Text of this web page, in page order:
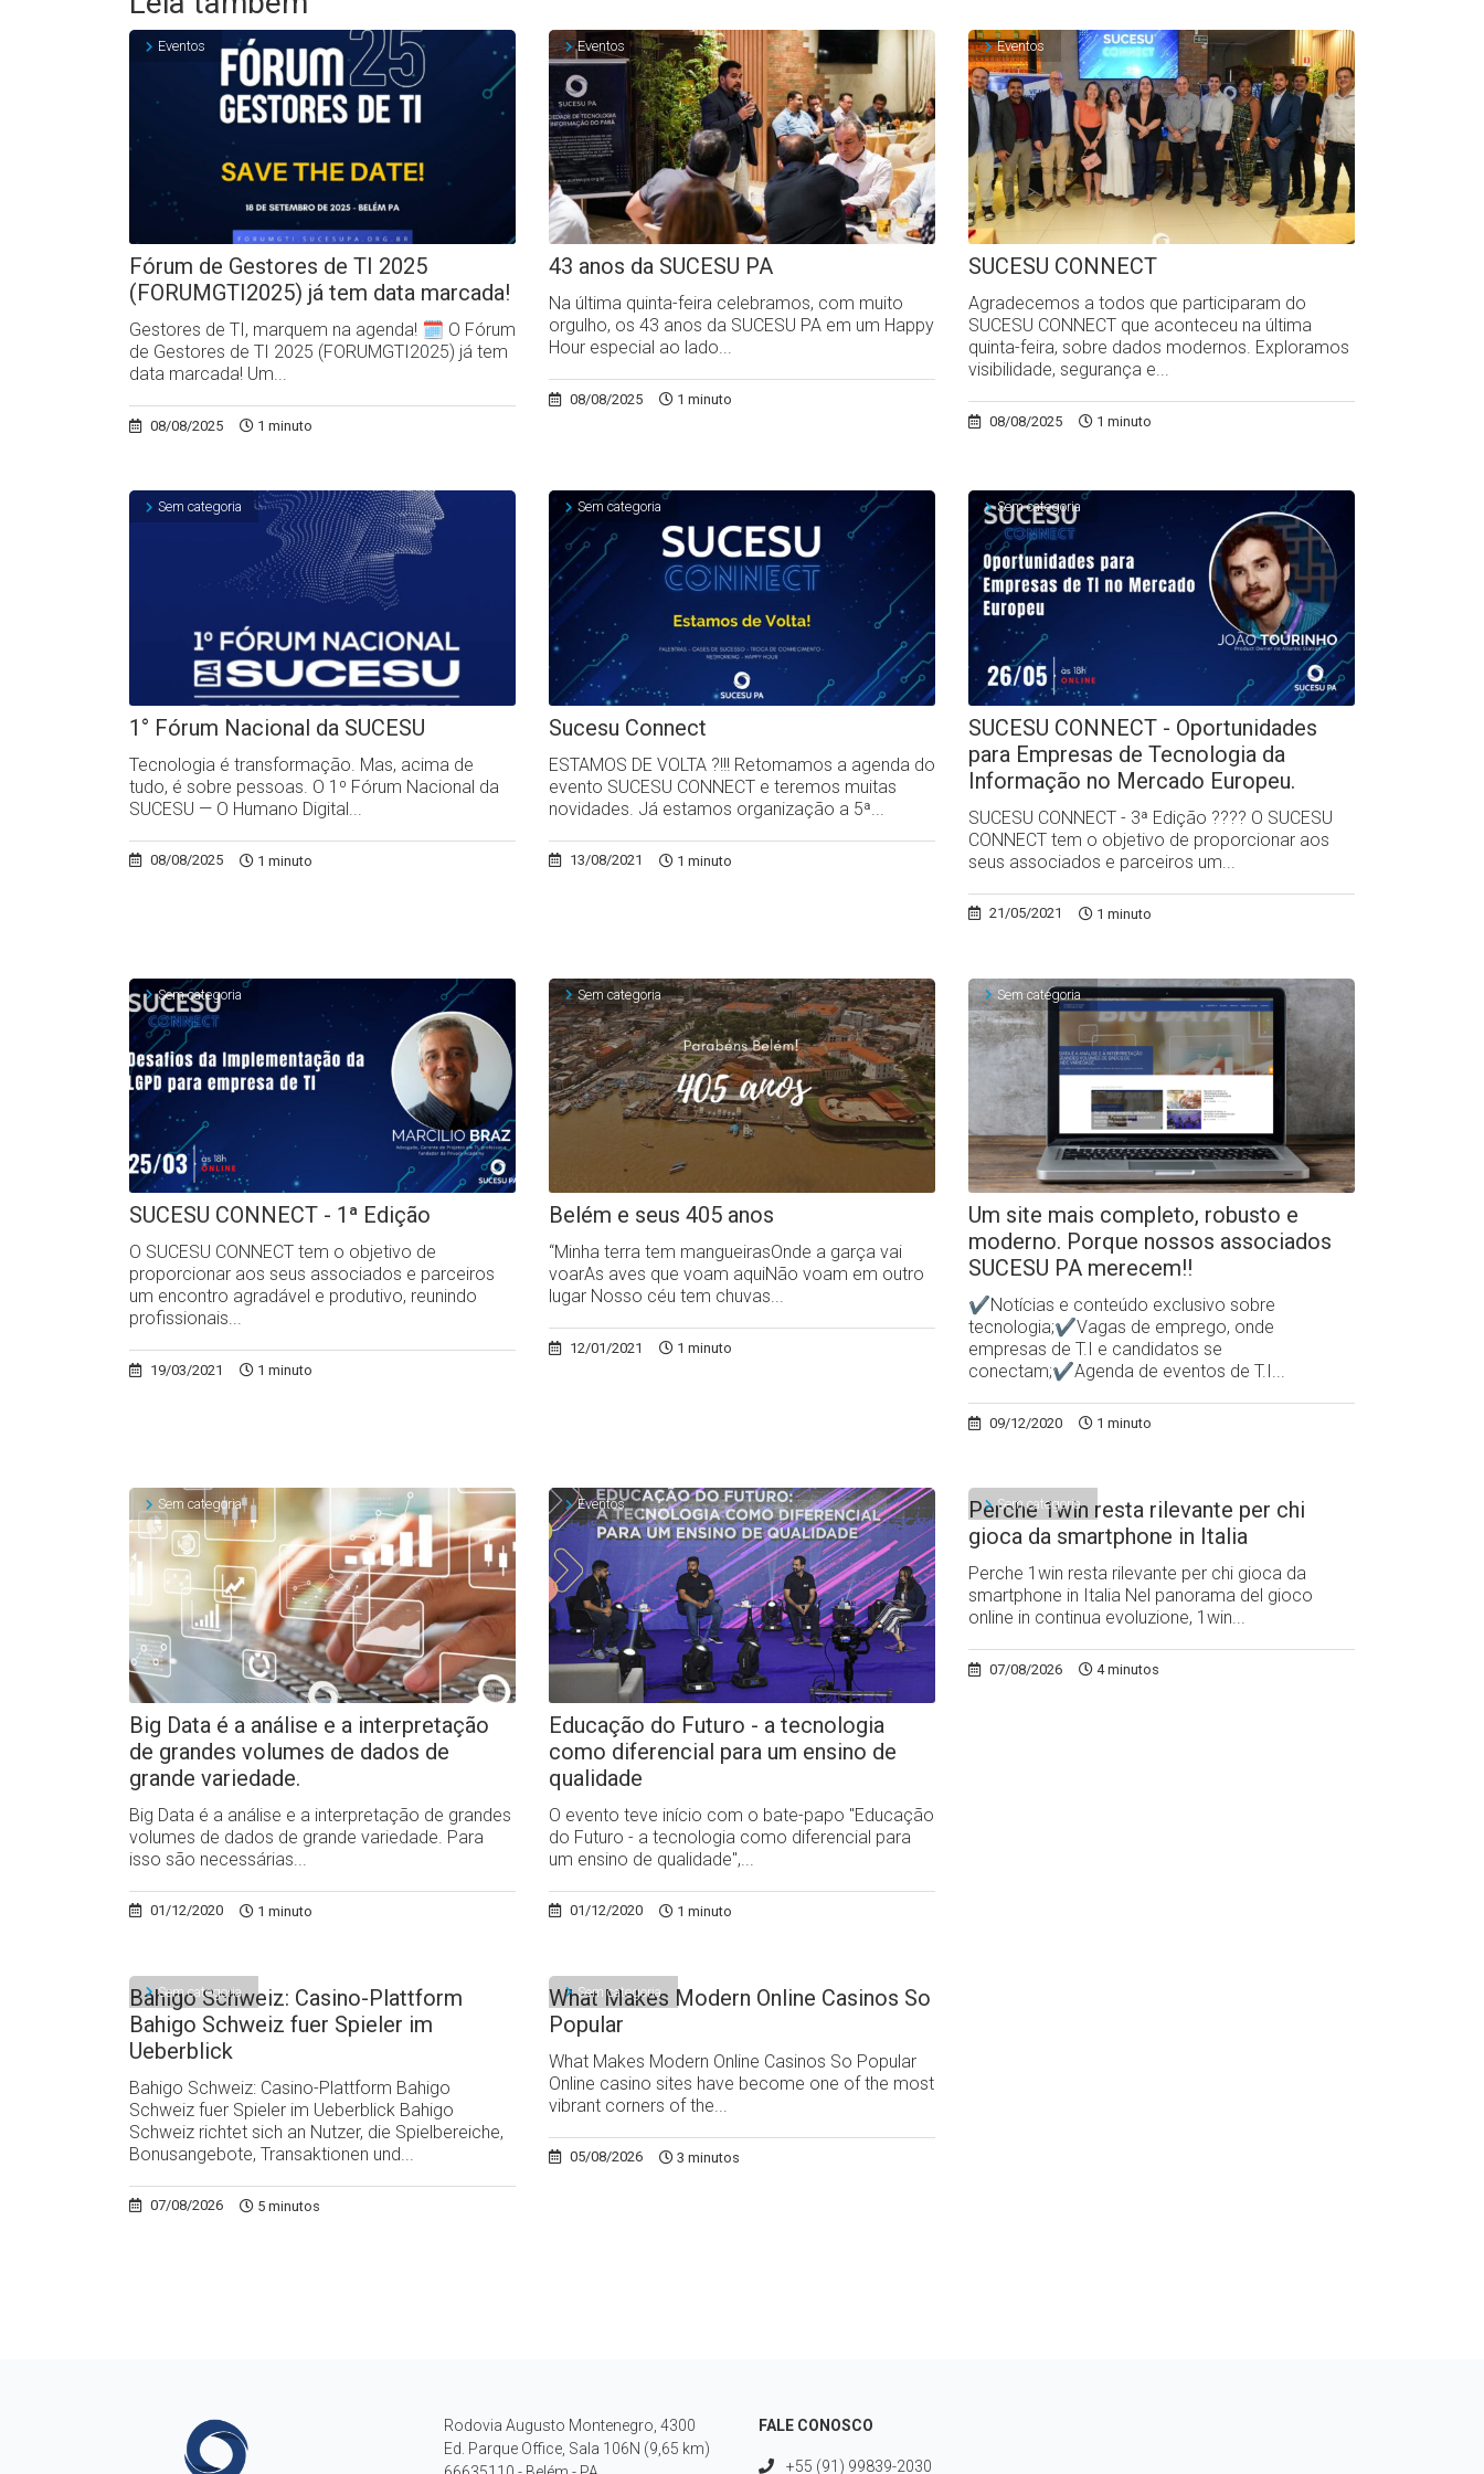
Eventos
Fórum de Gestores de TI 2025
(FORUMGTI2025) já tem data marcada!
Gestores de TI, marquem na agenda! 🗓️ O Fórum
de Gestores de TI 2025 (FORUMGTI2025) já tem
data marcada! Um...
08/08/2025 1 minuto
Eventos
43 anos da SUCESU PA
Na última quinta-feira celebramos, com muito
orgulho, os 43 anos da SUCESU PA em um Happy
Hour especial ao lado...
08/08/2025 1 minuto
Eventos
SUCESU CONNECT
Agradecemos a todos que participaram do
SUCESU CONNECT que aconteceu na última
quinta-feira, sobre dados modernos. Exploramos
visibilidade, segurança e...
08/08/2025 1 minuto
Sem categoria
1° Fórum Nacional da SUCESU
Tecnologia é transformação. Mas, acima de
tudo, é sobre pessoas. O 1º Fórum Nacional da
SUCESU — O Humano Digital...
08/08/2025 1 minuto
Sem categoria
Sucesu Connect
ESTAMOS DE VOLTA ?!!! Retomamos a agenda do
evento SUCESU CONNECT e teremos muitas
novidades. Já estamos organização a 5ª...
13/08/2021 1 minuto
Sem categoria
SUCESU CONNECT - Oportunidades
para Empresas de Tecnologia da
Informação no Mercado Europeu.
SUCESU CONNECT - 3ª Edição ?‍??‍? O SUCESU
CONNECT tem o objetivo de proporcionar aos
seus associados e parceiros um...
21/05/2021 1 minuto
Sem categoria
SUCESU CONNECT - 1ª Edição
O SUCESU CONNECT tem o objetivo de
proporcionar aos seus associados e parceiros
um encontro agradável e produtivo, reunindo
profissionais...
19/03/2021 1 minuto
Sem categoria
Belém e seus 405 anos
“Minha terra tem mangueirasOnde a garça vai
voarAs aves que voam aquiNão voam em outro
lugar Nosso céu tem chuvas...
12/01/2021 1 minuto
Sem categoria
Um site mais completo, robusto e
moderno. Porque nossos associados
SUCESU PA merecem!!
✔Notícias e conteúdo exclusivo sobre
tecnologia;✔Vagas de emprego, onde
empresas de T.I e candidatos se
conectam;✔Agenda de eventos de T.I...
09/12/2020 1 minuto
Sem categoria
Big Data é a análise e a interpretação
de grandes volumes de dados de
grande variedade.
Big Data é a análise e a interpretação de grandes
volumes de dados de grande variedade. Para
isso são necessárias...
01/12/2020 1 minuto
Eventos
Educação do Futuro - a tecnologia
como diferencial para um ensino de
qualidade
O evento teve início com o bate-papo "Educação
do Futuro - a tecnologia como diferencial para
um ensino de qualidade",...
01/12/2020 1 minuto
Sem categoria
Perche 1win resta rilevante per chi
gioca da smartphone in Italia
Perche 1win resta rilevante per chi gioca da
smartphone in Italia Nel panorama del gioco
online in continua evoluzione, 1win...
07/08/2026 4 minutos
Sem categoria
Bahigo Schweiz: Casino-Plattform
Bahigo Schweiz fuer Spieler im
Ueberblick
Bahigo Schweiz: Casino-Plattform Bahigo
Schweiz fuer Spieler im Ueberblick Bahigo
Schweiz richtet sich an Nutzer, die Spielbereiche,
Bonusangebote, Transaktionen und...
07/08/2026 5 minutos
Sem categoria
What Makes Modern Online Casinos So
Popular
What Makes Modern Online Casinos So Popular
Online casino sites have become one of the most
vibrant corners of the...
05/08/2026 3 minutos
Rodovia Augusto Montenegro, 4300
Ed. Parque Office, Sala 106N (9,65 km)
FALE CONOSCO
+55 (91) 99839-2030